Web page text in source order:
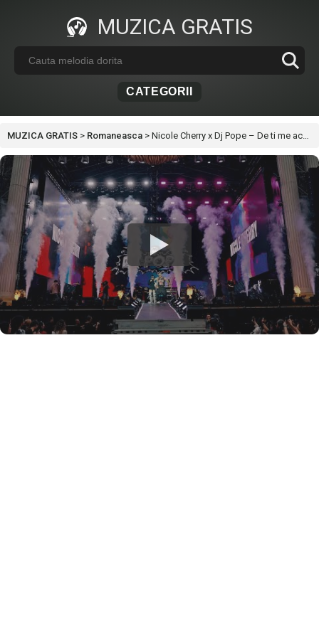
MUZICA GRATIS
CATEGORII
MUZICA GRATIS > Romaneasca > Nicole Cherry x Dj Pope – De ti me acuerdo